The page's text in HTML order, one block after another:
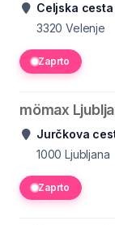
Celjska
3320 Velenje
Zaprto
mömax
Jurčkova
1000 Ljubljana
Zaprto